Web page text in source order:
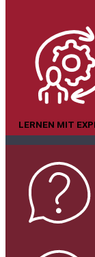
LERNEN MIT